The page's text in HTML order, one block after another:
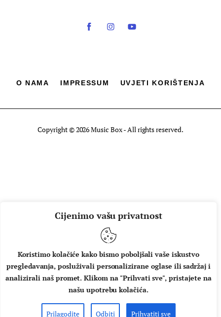
Cijenimo vašu privatnost
Koristimo kolačiće kako bismo poboljšali vaše iskustvo
pregledavanja, posluživali personalizirane oglase ili sadržaj i
analizirali naš promet. Klikom na "Prihvati sve", pristajete na
našu upotrebu kolačića.
Prilagodite Odbiti Prihvatiti sve
O NAMA IMPRESSUM UVJETI KORIŠTENJA
Copyright © 2026 Music Box - All rights reserved.